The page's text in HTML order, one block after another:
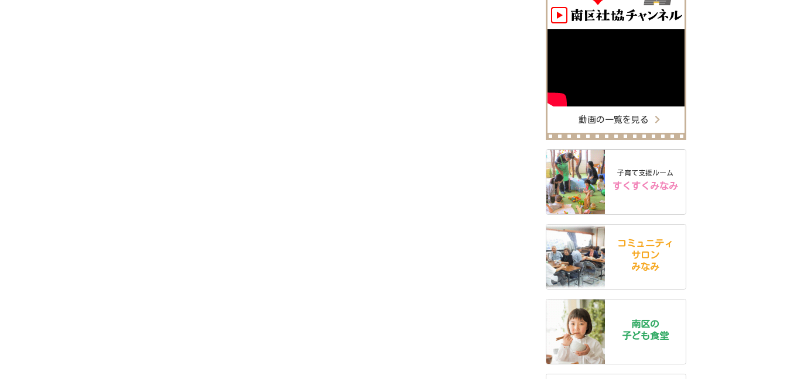
動画の一覧を見る
子育て支援ルーム
すくすくみなみ
コミュニティ
サロン
みなみ
南区の
子ども食堂